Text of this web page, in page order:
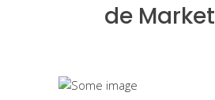
de